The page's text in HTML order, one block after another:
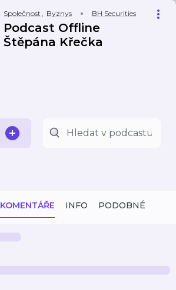
Společnost , Byznys BH Securities
Podcast Offline
Štěpána Křečka
KOMENTÁŘE INFO PODOBNÉ